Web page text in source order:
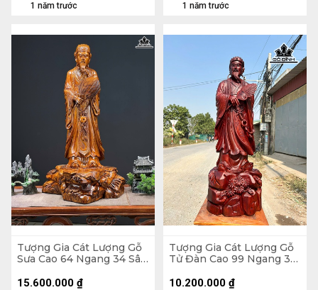
1 năm trước 1 năm trước
Tượng Gia Cát Lượng Gỗ
Sưa Cao 64 Ngang 34 Sâu
15.600.000 ₫
Tượng Gia Cát Lượng Gỗ
Tử Đàn Cao 99 Ngang 34
10.200.000 ₫